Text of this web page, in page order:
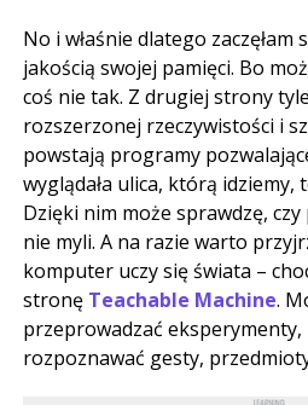
No i właśnie dlatego zaczęłam
jakością swojej pamięci. Bo
coś nie tak. Z drugiej strony
rozszerzonej rzeczywistości i
powstają programy
wyglądała ulica, którą idziemy,
Dzięki nim może sprawdzę,
nie myli. A na razie warto
komputer uczy się świata –
stronę Teachable Machine.
przeprowadzać
rozpoznawać gesty,